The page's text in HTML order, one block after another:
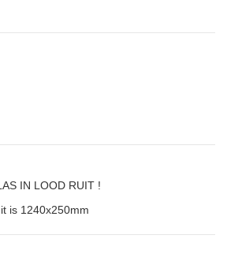
IN LOOD RUIT !
is 1240x250mm